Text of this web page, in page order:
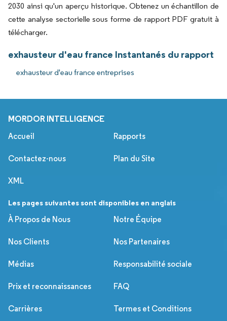
2030 ainsi qu'un aperçu historique. Obtenez un échantillon de
cette analyse sectorielle sous forme de rapport PDF gratuit à
télécharger.
exhausteur d'eau france Instantanés du rapport
exhausteur d'eau france entreprises
MORDOR INTELLIGENCE
Accueil Rapports
Contactez-nous Plan du Site
XML
Les pages suivantes sont disponibles en anglais
À Propos de Nous
Notre Équipe
Nos Clients Nos Partenaires
Médias Responsabilité sociale
Prix et reconnaissances FAQ
Carrières Termes et Conditions